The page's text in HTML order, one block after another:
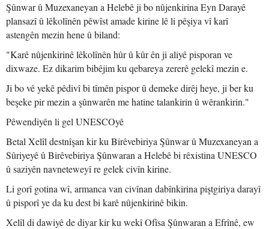
Şûnwar û Muzexaneyan a Helebê ji bo nûjenkirina Eyn Darayê
plansazî û lêkolînên pêwîst amade kirine lê li pêşiya vî karî
astengên mezin hene û biland:
"Karê nûjenkirinê lêkolînên hûr û kûr ên ji aliyê pisporan ve
dixwaze. Ez dikarim bibêjim ku qebareya zererê gelekî mezin e.
Ji bo vê yekê pêdivî bi tîmên pispor û demeke dirêj heye, ji ber ku
beşeke pir mezin a şûnwarên me hatine talankirin û wêrankirin."
Pêwendiyên li gel UNESCOyê
Betal Xelîl destnîşan kir ku Birêvebiriya Şûnwar û Muzexaneyan a
Sûriyeyê û Birêvebiriya Şûnwaran a Helebê bi rêxistina UNESCO
û saziyên navneteweyî re gelek civîn kirine.
Li gorî gotina wî, armanca van civînan dabînkirina piştgiriya darayî
û pisporî ye da ku dest bi karê nûjenkirinê bikin.
Xelîl di dawiyê de diyar kir ku wekî Ofîsa Şûnwaran a Efrînê, ew